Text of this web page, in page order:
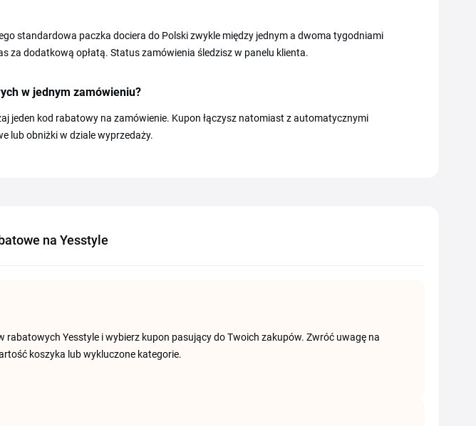
standardowa paczka dociera do Polski zwykle między jednym a dwoma tygodniami
za dodatkową opłatą. Status zamówienia śledzisz w panelu klienta.
w jednym zamówieniu?
jeden kod rabatowy na zamówienie. Kupon łączysz natomiast z automatycznymi
lub obniżki w dziale wyprzedaży.
na Yesstyle
rabatowych Yesstyle i wybierz kupon pasujący do Twoich zakupów. Zwróć uwagę na
koszyka lub wykluczone kategorie.